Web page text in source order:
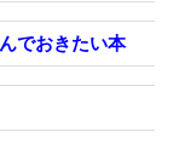
でおきたい本